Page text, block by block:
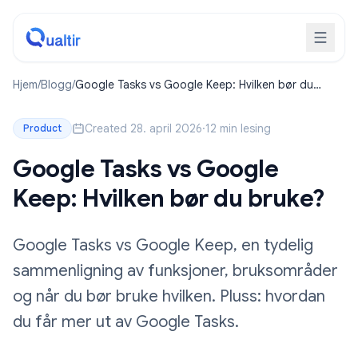
Hjem/Blogg/Google Tasks vs Google Keep: Hvilken bør du
Product Created 28. april 2026·12 min lesing
Google Tasks vs Google
Keep: Hvilken bør du bruke?
Google Tasks vs Google Keep, en tydelig
sammenligning av funksjoner, bruksområder
og når du bør bruke hvilken. Pluss: hvordan
du får mer ut av Google Tasks.